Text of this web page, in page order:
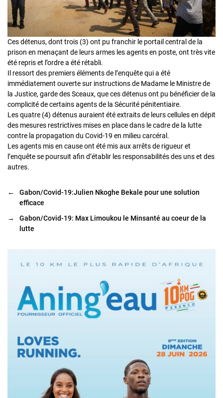
Ces détenus, dont trois (3) ont pu franchir le portail central de la
prison en menaçant de leurs armes les agents en poste, ont très vite
été repris et l’ordre a été rétabli.
Il ressort des premiers éléments de l’enquête qui a été
immédiatement ouverte sur instructions de Madame le Ministre de
la Justice, garde des Sceaux, que ces détenus ont pu bénéficier de la
complicité de certains agents de la Sécurité pénitentiaire.
Les quatre (4) détenus auraient été extraits de leurs cellules en dépit
des mesures restrictives mises en place dans le cadre de la lutte
contre la propagation du Covid-19 en milieu carcéral.
Les agents mis en cause ont été mis aux arrêts de rigueur et
l’enquête se poursuit afin d’établir les responsabilités des uns et des
autres.
←
Gabon/Covid-19:Julien Nkoghe Bekale pour une solution
efficace
→
Gabon/Covid-19: Max Limoukou le Minsanté au coeur de la
lutte